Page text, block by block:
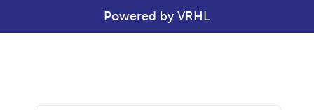
Powered by VRHL